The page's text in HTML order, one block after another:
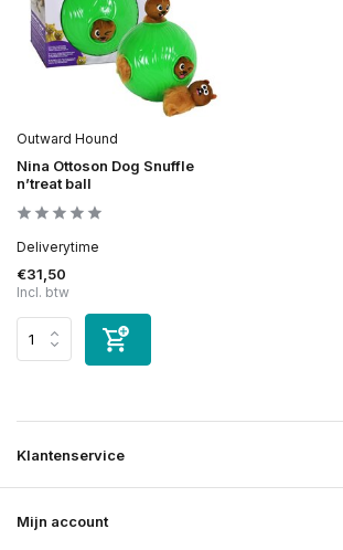
Outward Hound
Nina Ottoson Dog Snuffle
n’treat ball
Deliverytime
€31,50
Incl. btw
Klantenservice
Mijn account